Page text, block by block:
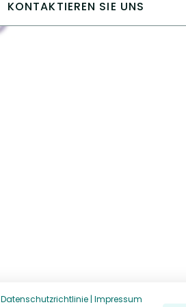
KONTAKTIEREN SIE UNS
Datenschutzrichtlinie | Impressum